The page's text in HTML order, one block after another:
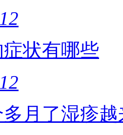
状有哪些
月了湿疹